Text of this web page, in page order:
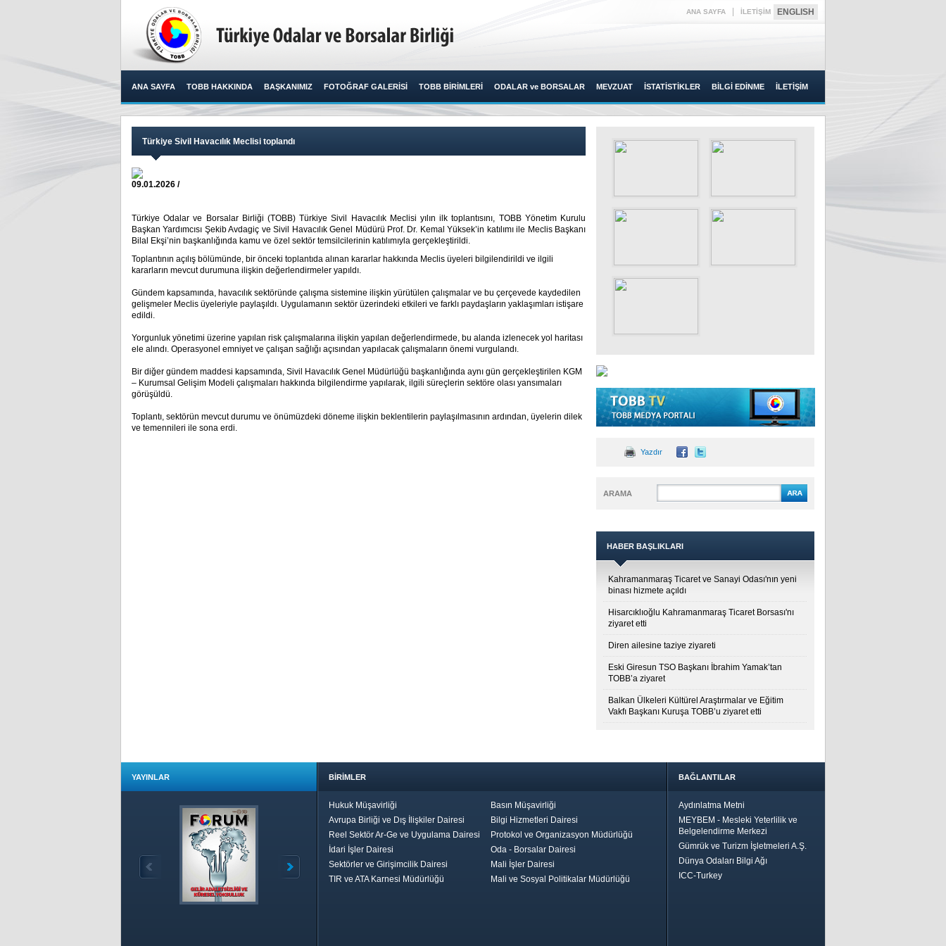
ANA SAYFA İLETİŞİM ENGLISH
ANA SAYFA TOBB HAKKINDA BAŞKANIMIZ FOTOĞRAF GALERİSİ TOBB BİRİMLERİ ODALAR ve BORSALAR MEVZUAT İSTATİSTİKLER BİLGİ EDİNME İLETİŞİM
Türkiye Sivil Havacılık Meclisi toplandı
09.01.2026 /
Türkiye Odalar ve Borsalar Birliği (TOBB) Türkiye Sivil Havacılık Meclisi yılın ilk toplantısını, TOBB Yönetim Kurulu
Başkan Yardımcısı Şekib Avdagiç ve Sivil Havacılık Genel Müdürü Prof. Dr. Kemal Yüksek’in katılımı ile Meclis Başkanı
Bilal Ekşi’nin başkanlığında kamu ve özel sektör temsilcilerinin katılımıyla gerçekleştirildi.​
Toplantının açılış bölümünde, bir önceki toplantıda alınan kararlar hakkında Meclis üyeleri bilgilendirildi ve ilgili
kararların mevcut durumuna ilişkin değerlendirmeler yapıldı.
Gündem kapsamında, havacılık sektöründe çalışma sistemine ilişkin yürütülen çalışmalar ve bu çerçevede kaydedilen
gelişmeler Meclis üyeleriyle paylaşıldı. Uygulamanın sektör üzerindeki etkileri ve farklı paydaşların yaklaşımları istişare
edildi.
Yorgunluk yönetimi üzerine yapılan risk çalışmalarına ilişkin yapılan değerlendirmede, bu alanda izlenecek yol haritası
ele alındı. Operasyonel emniyet ve çalışan sağlığı açısından yapılacak çalışmaların önemi vurgulandı.
Bir diğer gündem maddesi kapsamında, Sivil Havacılık Genel Müdürlüğü başkanlığında aynı gün gerçekleştirilen KGM
– Kurumsal Gelişim Modeli çalışmaları hakkında bilgilendirme yapılarak, ilgili süreçlerin sektöre olası yansımaları
görüşüldü.
Toplantı, sektörün mevcut durumu ve önümüzdeki döneme ilişkin beklentilerin paylaşılmasının ardından, üyelerin dilek
ve temennileri ile sona erdi.
Yazdır
ARAMA
HABER BAŞLIKLARI
Kahramanmaraş Ticaret ve Sanayi Odası'nın yeni
binası hizmete açıldı
Hisarcıklıoğlu Kahramanmaraş Ticaret Borsası'nı
ziyaret etti
Diren ailesine taziye ziyareti
Eski Giresun TSO Başkanı İbrahim Yamak’tan
TOBB’a ziyaret
Balkan Ülkeleri Kültürel Araştırmalar ve Eğitim
Vakfı Başkanı Kuruşa TOBB’u ziyaret etti
YAYINLAR BİRİMLER
Hukuk Müşavirliği
Basın Müşavirliği
Avrupa Birliği ve Dış İlişkiler Dairesi
Bilgi Hizmetleri Dairesi
Reel Sektör Ar-Ge ve Uygulama Dairesi
Protokol ve Organizasyon Müdürlüğü
İdari İşler Dairesi
Oda - Borsalar Dairesi
Sektörler ve Girişimcilik Dairesi
Mali İşler Dairesi
TIR ve ATA Karnesi Müdürlüğü
Mali ve Sosyal Politikalar Müdürlüğü
BAĞLANTILAR
Aydınlatma Metni
MEYBEM - Mesleki Yeterlilik ve
Belgelendirme Merkezi
Gümrük ve Turizm İşletmeleri A.Ş.
Dünya Odaları Bilgi Ağı
ICC-Turkey